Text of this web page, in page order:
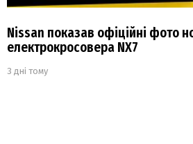
Nissan показав офіційні фото
електрокросовера NX7
3 дні тому